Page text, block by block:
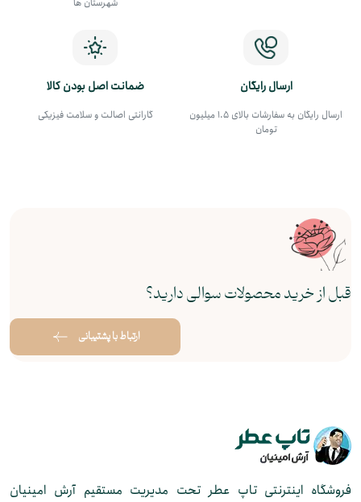
ارسال رایگان
ارسال رایگان به سفارشات بالای 1.5 میلیون
تومان
ضمانت اصل بودن کالا
گارانتی اصالت و سلامت فیزیکی
قبل از خرید محصولات سوالی دارید؟
ارتباط با پشتیبانی
فروشگاه اینترنتی تاپ عطر تحت مدیریت مستقیم آرش امینیان